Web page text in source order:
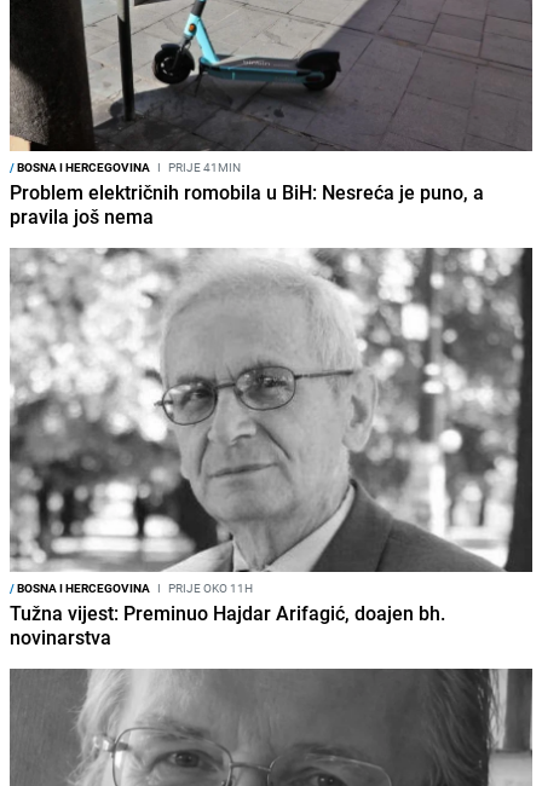
/BOSNA I HERCEGOVINA I PRIJE 41MIN
Problem električnih romobila u BiH: Nesreća je puno, a
pravila još nema
/BOSNA I HERCEGOVINA I PRIJE OKO 11H
Tužna vijest: Preminuo Hajdar Arifagić, doajen bh.
novinarstva